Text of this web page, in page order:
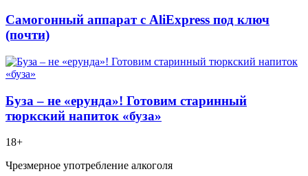
Самогонный аппарат с AliExpress под ключ
(почти)
Буза – не «ерунда»! Готовим старинный
тюркский напиток «буза»
18+
Чрезмерное употребление алкоголя